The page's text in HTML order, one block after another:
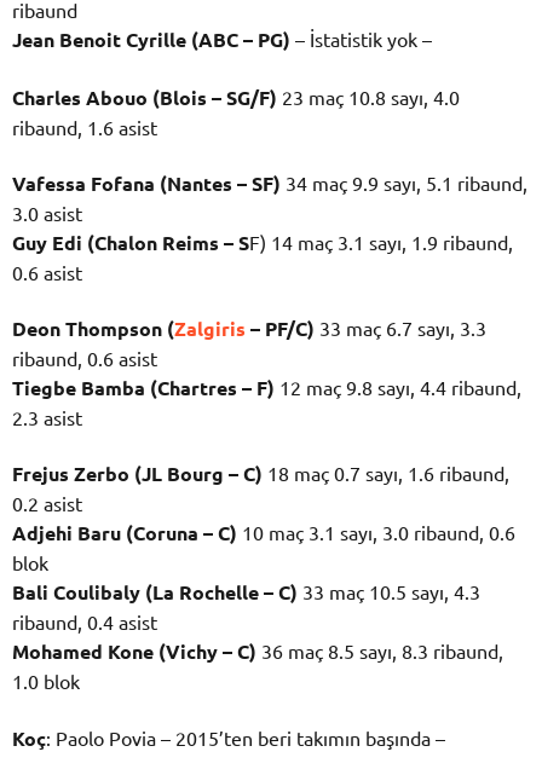
ribaund
Jean Benoit Cyrille (ABC – PG) – İstatistik yok –
Charles Abouo (Blois – SG/F) 23 maç 10.8 sayı, 4.0
ribaund, 1.6 asist
Vafessa Fofana (Nantes – SF) 34 maç 9.9 sayı, 5.1 ribaund,
3.0 asist
Guy Edi (Chalon Reims – SF) 14 maç 3.1 sayı, 1.9 ribaund,
0.6 asist
Deon Thompson (Zalgiris – PF/C) 33 maç 6.7 sayı, 3.3
ribaund, 0.6 asist
Tiegbe Bamba (Chartres – F) 12 maç 9.8 sayı, 4.4 ribaund,
2.3 asist
Frejus Zerbo (JL Bourg – C) 18 maç 0.7 sayı, 1.6 ribaund,
0.2 asist
Adjehi Baru (Coruna –C) 10 maç 3.1 sayı, 3.0 ribaund, 0.6
blok
Bali Coulibaly (La Rochelle – C) 33 maç 10.5 sayı, 4.3
ribaund, 0.4 asist
Mohamed Kone (Vichy – C) 36 maç 8.5 sayı, 8.3 ribaund,
1.0 blok
Koç: Paolo Povia – 2015’ten beri takımın başında –